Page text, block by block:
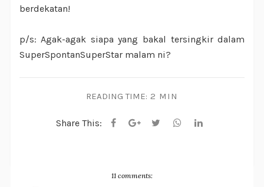
berdekatan!
p/s: Agak-agak siapa yang bakal tersingkir dalam
SuperSpontanSuperStar malam ni?
READING TIME: 2 MIN
Share This:
11 comments: